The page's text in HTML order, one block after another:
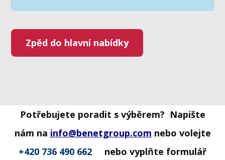
Zpěd do hlavní nabídky
Potřebujete poradit s výběrem? Napište
nám na info@benetgroup.com nebo volejte
+420 736 490 662
nebo vyplňte formulář